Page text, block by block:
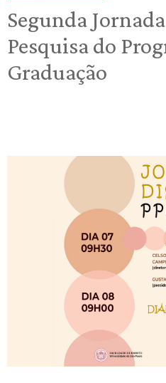
Segunda
Pesquisa do
Graduação